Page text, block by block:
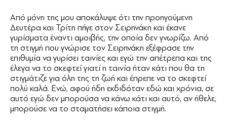
Από μόνη της μου αποκάλυψε ότι την προηγούμενη
Δευτέρα και Τρίτη πήγε στον Σειρηνάκη και έκανε
γυρίσματα έναντι αμοιβής, την οποία δεν γνωρίζω. Από
τη στιγμή που γνώρισε τον Σειρηνάκη εξέφρασε την
επιθυμία να γυρίσει ταινίες και εγώ την απέτρεπα και της
έλεγα να το σκεφτεί γιατί η ταινία ήταν κάτι που θα τη
στιγμάτιζε για όλη της τη ζωή και έπρεπε να το σκεφτεί
πολύ καλά. Ενώ, αφού ήδη εκδιδόταν εδώ και χρόνια, σε
αυτό εγώ δεν μπορούσα να κάνω κάτι και αυτό, αν ήθελε,
μπορούσε να το σταματήσει κάποια στιγμή.